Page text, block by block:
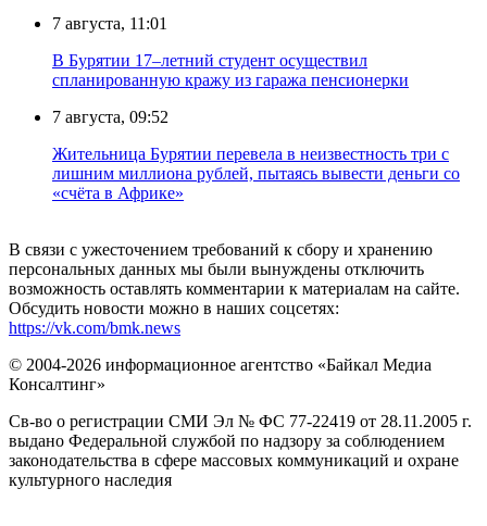
7 августа, 11:01
В Бурятии 17–летний студент осуществил
спланированную кражу из гаража пенсионерки
7 августа, 09:52
Жительница Бурятии перевела в неизвестность три с
лишним миллиона рублей, пытаясь вывести деньги со
«счёта в Африке»
В связи с ужесточением требований к сбору и хранению
персональных данных мы были вынуждены отключить
возможность оставлять комментарии к материалам на сайте.
Обсудить новости можно в наших соцсетях:
https://vk.com/bmk.news
© 2004-2026 информационное агентство «Байкал Медиа
Консалтинг»
Св-во о регистрации СМИ Эл № ФС 77-22419 от 28.11.2005 г.
выдано Федеральной службой по надзору за соблюдением
законодательства в сфере массовых коммуникаций и охране
культурного наследия